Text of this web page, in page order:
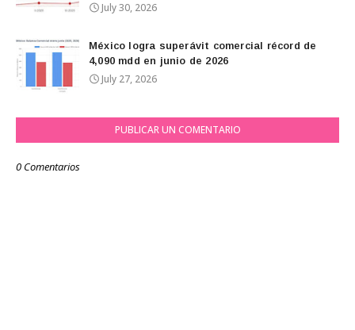
July 30, 2026
México logra superávit comercial récord de
4,090 mdd en junio de 2026
July 27, 2026
PUBLICAR UN COMENTARIO
0 Comentarios